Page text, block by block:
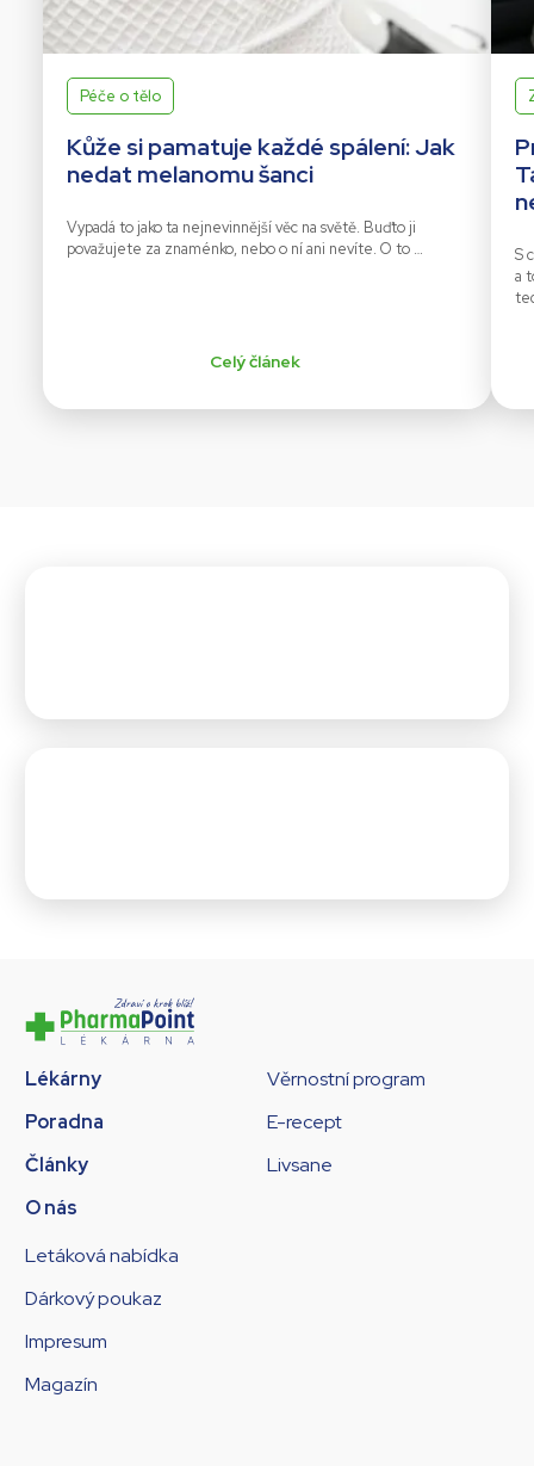
Péče o tělo
Kůže si pamatuje každé spálení: Jak
nedat melanomu šanci
Vypadá to jako ta nejnevinnější věc na světě. Buďto ji
považujete za znaménko, nebo o ní ani nevíte. O to …
Celý článek
S
a
Lékárny
Poradna
Články
O nás
Věrnostní program
E-recept
Livsane
Letáková nabídka
Dárkový poukaz
Impresum
Magazín